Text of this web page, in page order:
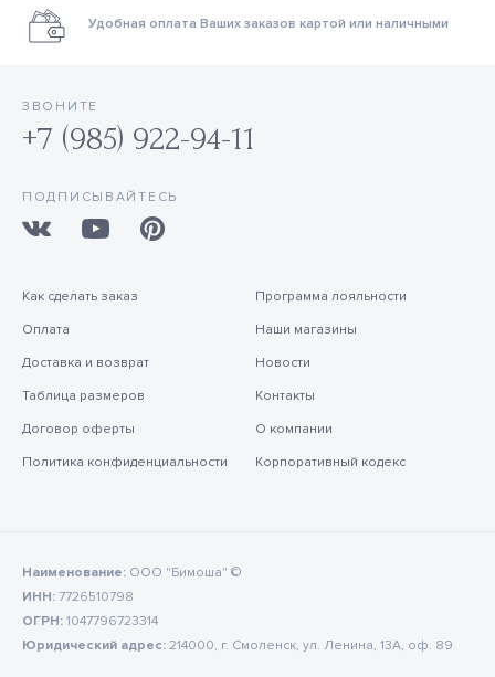
Удобная оплата Ваших заказов картой или наличными
ЗВОНИТЕ
+7 (985) 922-94-11
ПОДПИСЫВАЙТЕСЬ
Как сделать заказ
Оплата
Доставка и возврат
Таблица размеров
Договор оферты
Политика конфиденциальности
Программа лояльности
Наши магазины
Новости
Контакты
О компании
Корпоративный кодекс
Наименование: ООО "Бимоша" ©
ИНН: 7726510798
ОГРН: 1047796723314
Юридический адрес: 214000, г. Смоленск, ул. Ленина, 13А, оф. 89